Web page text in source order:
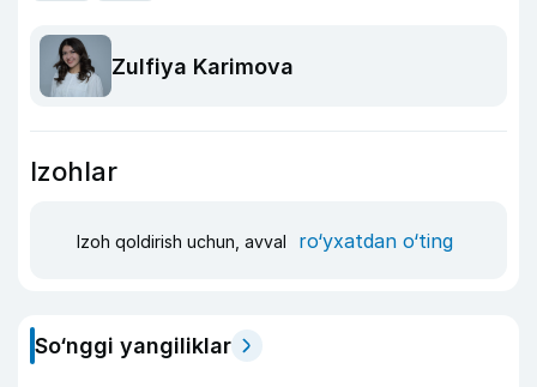
Zulfiya Karimova
Izohlar
Izoh qoldirish uchun, avval ro‘yxatdan o‘ting
So‘nggi yangiliklar